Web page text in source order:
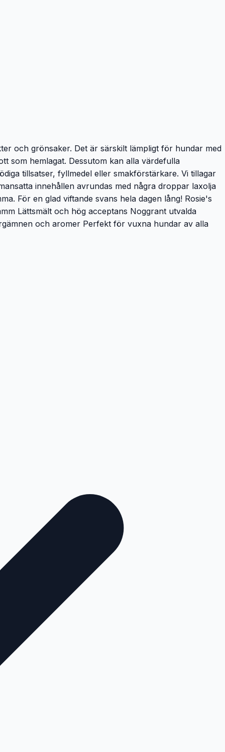
och grönsaker. Det är särskilt lämpligt för hundar med
som hemlagat. Dessutom kan alla värdefulla
tillsatser, fyllmedel eller smakförstärkare. Vi tillagar
innehållen avrundas med några droppar laxolja
För en glad viftande svans hela dagen lång! Rosie's
Lättsmält och hög acceptans Noggrant utvalda
och aromer Perfekt för vuxna hundar av alla